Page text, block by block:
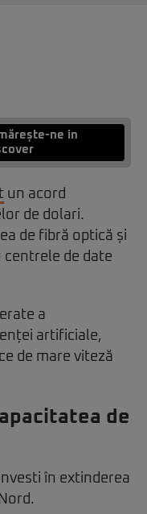
ne in
un acord
de dolari.
de fibră optică și
de date
a
artificiale,
de mare viteză
de
în extinderea